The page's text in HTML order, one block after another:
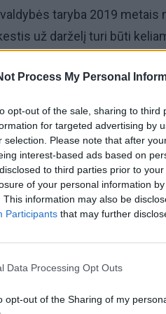
Process My Personal
opt-out of the sale, sharing to
for targeted advertising by
selection. Please note that after
interest-based ads based on
to third parties prior to
of your personal information
This information may also be
Participants that may further
Data Processing Opt Outs
opt-out of the Sharing of my
taryba 2019 metais
už darželį turi būti
šis mokestis buvo
reikėjo mokėti visą kainą.
administracinis teismas
kad toks lengvatos
miesto savivaldybės
centų mokestis už